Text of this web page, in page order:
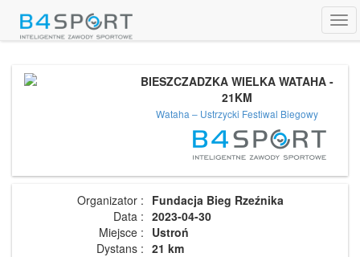
BIESZCZADZKA WIELKA WATAHA -
21KM
Wataha – Ustrzycki Festiwal Biegowy
Organizator : Fundacja Bieg Rzeźnika
Data : 2023-04-30
Miejsce : Ustroń
Dystans : 21 km